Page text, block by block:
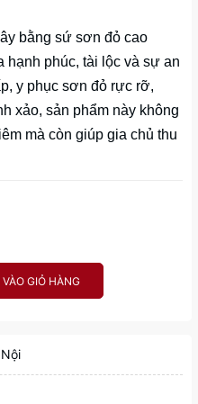
bằng sứ sơn đỏ cao
hạnh phúc, tài lộc và sự an
y phục sơn đỏ rực rỡ,
xảo, sản phẩm này không
mà còn giúp gia chủ thu
GIỎ HÀNG